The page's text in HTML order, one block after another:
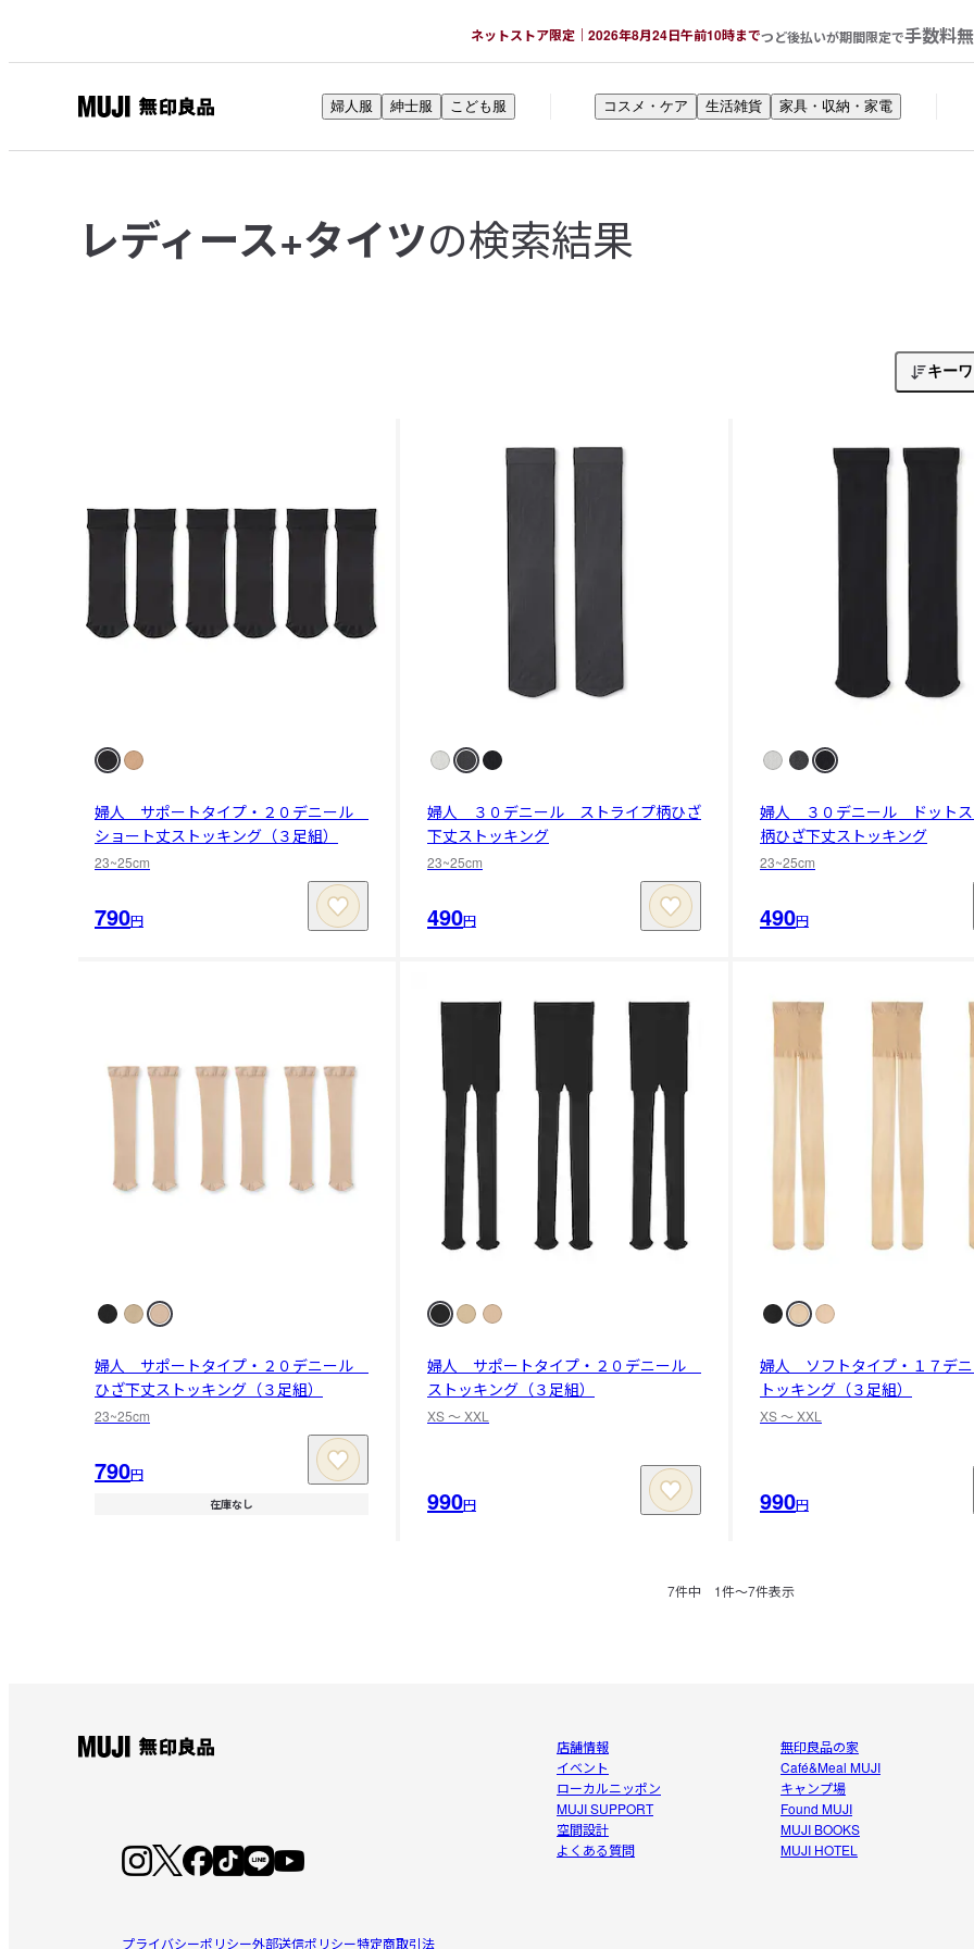
ネットストア限定｜2026年8月24日午前10時までつど後払いが期間限定で手数料
印
ッ
婦人服 紳士服 こども服 コスメ・ケア 生活雑貨 家具・収納・家電
レディース+タイツの検索結果
キー
婦人 サポートタイプ・２０デニール
ショート丈ストッキング（３足組）
23~25cm
790円
婦人 ３０デニール ストライプ柄ひざ
下丈ストッキング
23~25cm
490円
婦人 ３０デニール ドットス
柄ひざ下丈ストッキング
23~25cm
490円
婦人 サポートタイプ・２０デニール
ひざ下丈ストッキング（３足組）
23~25cm
790円
在庫なし
婦人 サポートタイプ・２０デニール
ストッキング（３足組）
XS 〜 XXL
990円
婦人 ソフトタイプ・１７デ
トッキング（３足組）
XS 〜 XXL
990円
7件中 1件〜7件表示
店舗情報
イベント
ローカルニッポン
MUJI SUPPORT
空間設計
よくある質問
無印良品の家
Café&Meal MUJI
キャンプ場
Found MUJI
MUJI BOOKS
MUJI HOTEL
プライバシーポリシー外部送信ポリシー特定商取引法